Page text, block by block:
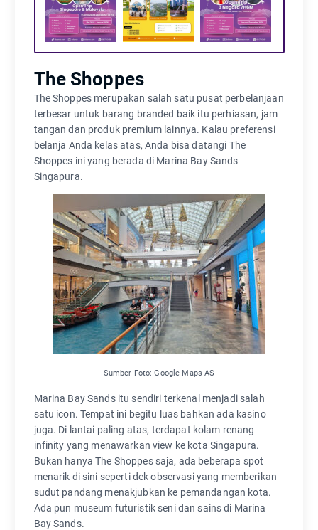
The Shoppes
The Shoppes merupakan salah satu pusat perbelanjaan
terbesar untuk barang branded baik itu perhiasan, jam
tangan dan produk premium lainnya. Kalau preferensi
belanja Anda kelas atas, Anda bisa datangi The
Shoppes ini yang berada di Marina Bay Sands
Singapura.
Sumber Foto: Google Maps AS
Marina Bay Sands itu sendiri terkenal menjadi salah
satu icon. Tempat ini begitu luas bahkan ada kasino
juga. Di lantai paling atas, terdapat kolam renang
infinity yang menawarkan view ke kota Singapura.
Bukan hanya The Shoppes saja, ada beberapa spot
menarik di sini seperti dek observasi yang memberikan
sudut pandang menakjubkan ke pemandangan kota.
Ada pun museum futuristik seni dan sains di Marina
Bay Sands.